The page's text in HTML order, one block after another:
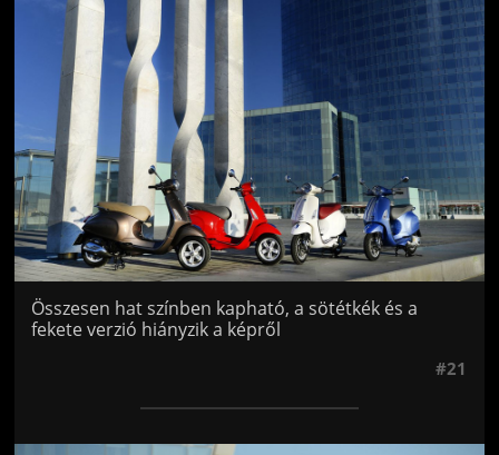
Összesen hat színben kapható, a sötétkék és a
fekete verzió hiányzik a képről
#21